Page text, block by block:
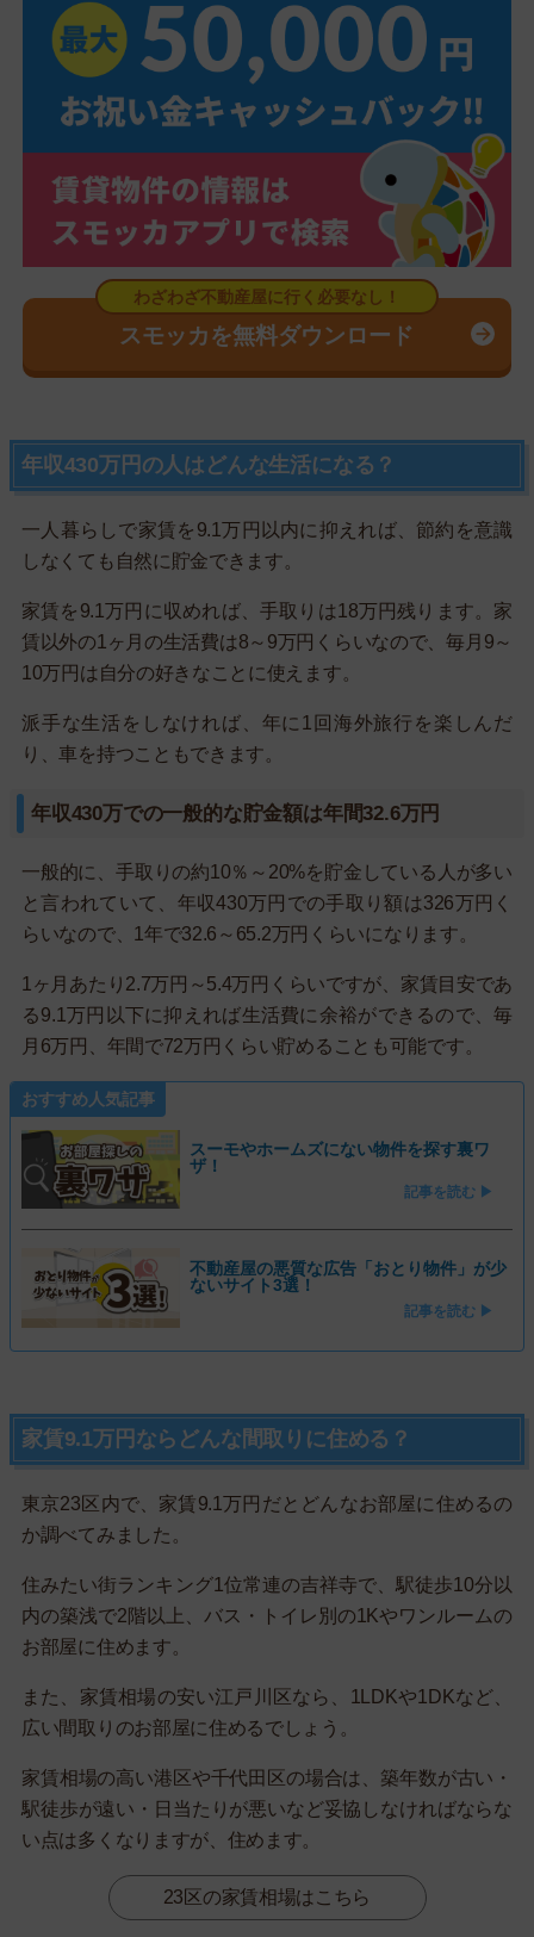
スモッカを無料ダウンロード
年収430万円の人はどんな生活になる？
一人暮らしで家賃を9.1万円以内に抑えれば、節約を意識
しなくても自然に貯金できます。
家賃を9.1万円に収めれば、手取りは18万円残ります。家
賃以外の1ヶ月の生活費は8～9万円くらいなので、毎月9～
10万円は自分の好きなことに使えます。
派手な生活をしなければ、年に1回海外旅行を楽しんだ
り、車を持つこともできます。
年収430万での一般的な貯金額は年間32.6万円
一般的に、手取りの約10％～20%を貯金している人が多い
と言われていて、年収430万円での手取り額は326万円く
らいなので、1年で32.6～65.2万円くらいになります。
1ヶ月あたり2.7万円～5.4万円くらいですが、家賃目安であ
る9.1万円以下に抑えれば生活費に余裕ができるので、毎
月6万円、年間で72万円くらい貯めることも可能です。
おすすめ人気記事
スーモやホームズにない物件を探す裏ワ
ザ！
記事を読む ▶
不動産屋の悪質な広告「おとり物件」が少
ないサイト3選！
記事を読む ▶
家賃9.1万円ならどんな間取りに住める？
東京23区内で、家賃9.1万円だとどんなお部屋に住めるの
か調べてみました。
住みたい街ランキング1位常連の吉祥寺で、駅徒歩10分以
内の築浅で2階以上、バス・トイレ別の1Kやワンルームの
お部屋に住めます。
また、家賃相場の安い江戸川区なら、1LDKや1DKなど、
広い間取りのお部屋に住めるでしょう。
家賃相場の高い港区や千代田区の場合は、築年数が古い・
駅徒歩が遠い・日当たりが悪いなど妥協しなければならな
い点は多くなりますが、住めます。
23区の家賃相場はこちら